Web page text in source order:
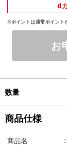
d
※ポイントは通常ポイント
お
数量
商品仕様
商品名